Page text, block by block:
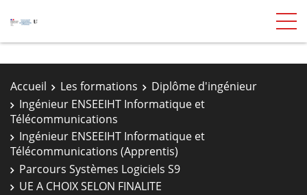
Accueil Les formations
Diplôme d'ingénieur
Ingénieur ENSEEIHT Informatique et
Télécommunications
Ingénieur ENSEEIHT Informatique et
Télécommunications (Apprentis)
Parcours Systèmes Logiciels S9
UE A CHOIX SELON FINALITE